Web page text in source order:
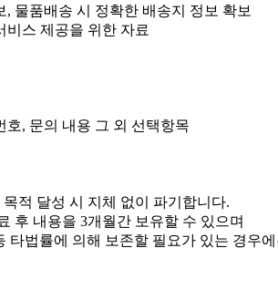
물품배송 시 정확한 배송지 정보 확보
비스 제공을 위한 자료
호, 문의 내용 그 외 선택항목
적 달성 시 지체 없이 파기합니다.
후 내용을 3개월간 보유할 수 있으며
타법률에 의해 보존할 필요가 있는 경우